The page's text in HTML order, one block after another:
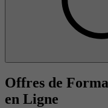
Offres de
en Ligne